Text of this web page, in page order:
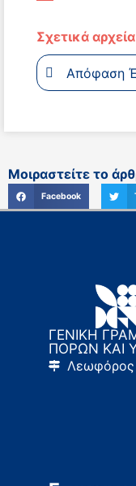
Σχετικά αρχεία
Απόφαση
Μοιραστείτε το
Facebook
ΓΕΝΙΚΗ
ΠΟΡΩΝ ΚΑΙ
Λεωφόρος